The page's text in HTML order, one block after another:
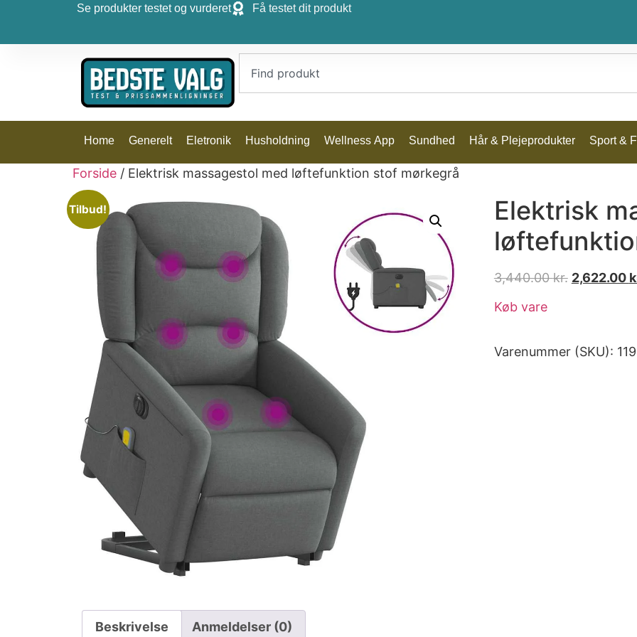
Se produkter testet og vurderet Få testet dit produkt
Home Generelt Eletronik Husholdning Wellness App Sundhed Hår & Plejeprodukter Sport &
Forside / Elektrisk massagestol med løftefunktion stof mørkegrå
Tilbud!
Elektrisk
3,440.00kr. 2,622.00
Køb vare
Varenummer (SKU):
Beskrivelse Anmeldelser (0)